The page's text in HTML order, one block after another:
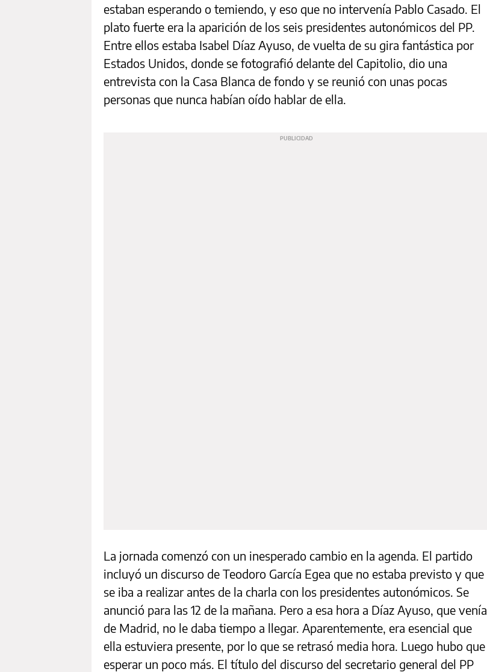
estaban esperando o temiendo, y eso que no intervenía Pablo Casado. El
plato fuerte era la aparición de los seis presidentes autonómicos del PP.
Entre ellos estaba Isabel Díaz Ayuso, de vuelta de su gira fantástica por
Estados Unidos, donde se fotografió delante del Capitolio, dio una
entrevista con la Casa Blanca de fondo y se reunió con unas pocas
personas que nunca habían oído hablar de ella.
La jornada comenzó con un inesperado cambio en la agenda. El partido
incluyó un discurso de Teodoro García Egea que no estaba previsto y que
se iba a realizar antes de la charla con los presidentes autonómicos. Se
anunció para las 12 de la mañana. Pero a esa hora a Díaz Ayuso, que venía
de Madrid, no le daba tiempo a llegar. Aparentemente, era esencial que
ella estuviera presente, por lo que se retrasó media hora. Luego hubo que
esperar un poco más. El título del discurso del secretario general del PP